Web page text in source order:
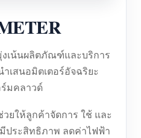
เน้นผลิตภัณฑ์และบริการ
เสนอมิตเตอร์อัจฉริยะ
มคลาวด์
ยให้ลูกค้าจัดการ ใช้ และ
ประสิทธิภาพ ลดค่าไฟฟ้า